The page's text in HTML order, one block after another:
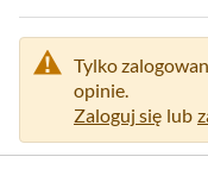
i
Tylko
opinie.
Zaloguj się lub